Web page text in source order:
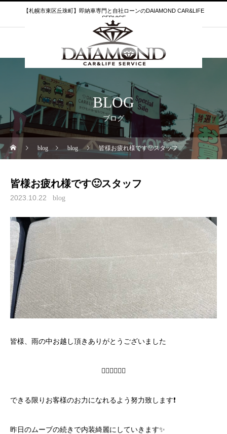
【札幌市東区丘珠町】即納車専門と自社ローンのDAIAMOND CAR&LIFE
SERVICE
BLOG
ブログ
blog blog 皆様お疲れ様です🙂スタッフ
皆様お疲れ様です🙂スタッフ
2023.10.22 blog
皆様、雨の中お越し頂きありがとうございました
🙇‍♂️🙇‍♂️🙇‍♂️
できる限りお客様のお力になれるよう努力致します❗️
昨日のムーブの続きで内装綺麗にしていきます✨